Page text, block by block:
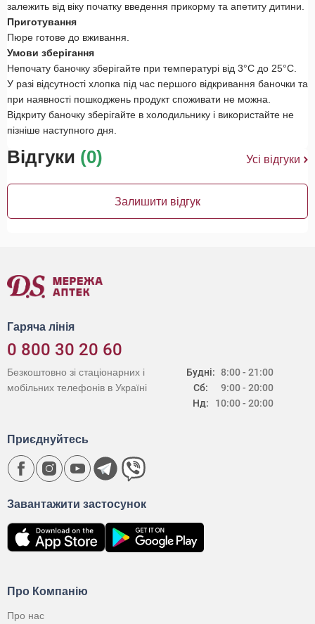
залежить від віку початку введення прикорму та апетиту дитини.
Приготування
Пюре готове до вживання.
Умови зберігання
Непочату баночку зберігайте при температурі від 3°С до 25°С.
У разі відсутності хлопка під час першого відкривання баночки та
при наявності пошкоджень продукт споживати не можна.
Відкриту баночку зберігайте в холодильнику і використайте не
пізніше наступного дня.
Відгуки (0) Усі відгуки
Залишити відгук
Гаряча лінія
0 800 30 20 60
Будні:
Сб:
Нд:
8:00 - 21:00
9:00 - 20:00
10:00 - 20:00
Безкоштовно зі стаціонарних і
мобільних телефонів в Україні
Про Компанію
Про нас
Завантажити застосунок
Приєднуйтесь